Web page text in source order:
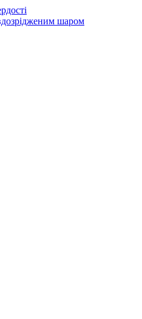
шаром